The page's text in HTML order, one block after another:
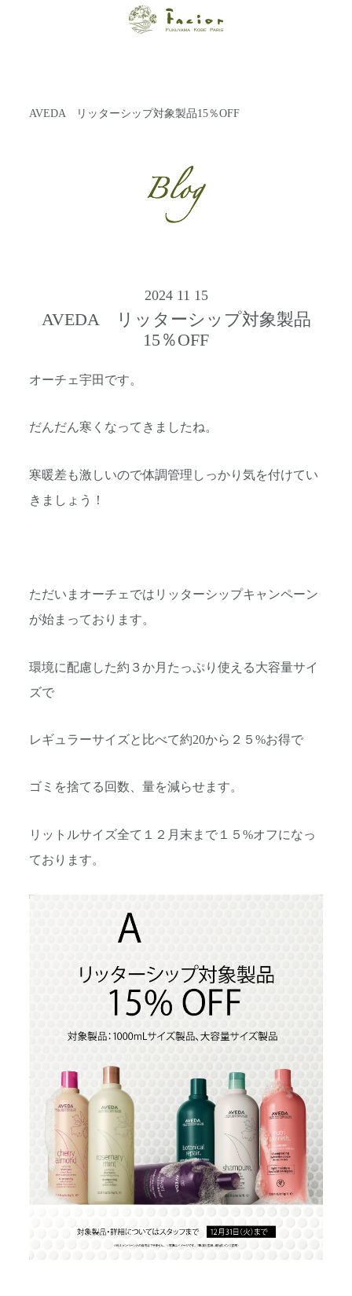
ン ファシオー
輝く美をトータ
ルでご提案しま
す。
AVEDA リッターシップ対象製品15％OFF
2024 11 15
AVEDA リッターシップ対象製品
15％OFF
オーチェ宇田です。
だんだん寒くなってきましたね。
寒暖差も激しいので体調管理しっかり気を付けてい
きましょう！
ただいまオーチェではリッターシップキャンペーン
が始まっております。
環境に配慮した約３か月たっぷり使える大容量サイ
ズで
レギュラーサイズと比べて約20から２５%お得で
ゴミを捨てる回数、量を減らせます。
リットルサイズ全て１２月末まで１５%オフになっ
ております。